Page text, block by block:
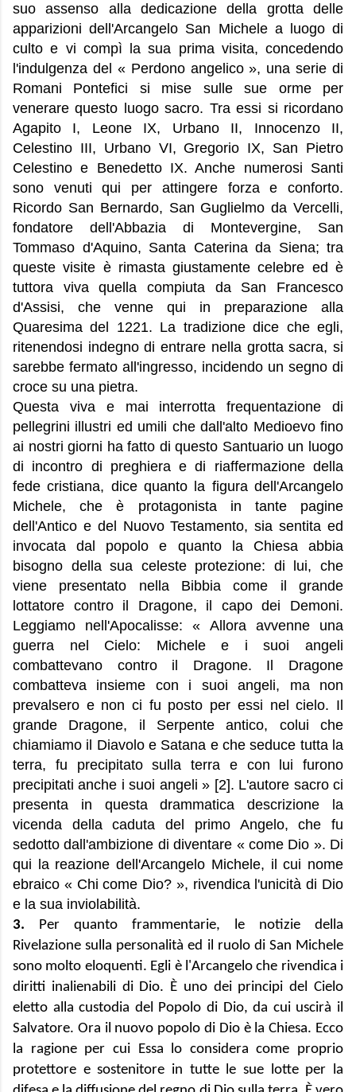
suo assenso alla dedicazione della grotta delle
apparizioni dell'Arcangelo San Michele a luogo di
culto e vi compì la sua prima visita, concedendo
l'indulgenza del « Perdono angelico », una serie di
Romani Pontefici si mise sulle sue orme per
venerare questo luogo sacro. Tra essi si ricordano
Agapito I, Leone IX, Urbano II, Innocenzo II,
Celestino III, Urbano VI, Gregorio IX, San Pietro
Celestino e Benedetto IX. Anche numerosi Santi
sono venuti qui per attingere forza e conforto.
Ricordo San Bernardo, San Guglielmo da Vercelli,
fondatore dell'Abbazia di Montevergine, San
Tommaso d'Aquino, Santa Caterina da Siena; tra
queste visite è rimasta giustamente celebre ed è
tuttora viva quella compiuta da San Francesco
d'Assisi, che venne qui in preparazione alla
Quaresima del 1221. La tradizione dice che egli,
ritenendosi indegno di entrare nella grotta sacra, si
sarebbe fermato all'ingresso, incidendo un segno di
croce su una pietra.
Questa viva e mai interrotta frequentazione di
pellegrini illustri ed umili che dall'alto Medioevo fino
ai nostri giorni ha fatto di questo Santuario un luogo
di incontro di preghiera e di riaffermazione della
fede cristiana, dice quanto la figura dell'Arcangelo
Michele, che è protagonista in tante pagine
dell'Antico e del Nuovo Testamento, sia sentita ed
invocata dal popolo e quanto la Chiesa abbia
bisogno della sua celeste protezione: di lui, che
viene presentato nella Bibbia come il grande
lottatore contro il Dragone, il capo dei Demoni.
Leggiamo nell'Apocalisse: « Allora avvenne una
guerra nel Cielo: Michele e i suoi angeli
combattevano contro il Dragone. Il Dragone
combatteva insieme con i suoi angeli, ma non
prevalsero e non ci fu posto per essi nel cielo. Il
grande Dragone, il Serpente antico, colui che
chiamiamo il Diavolo e Satana e che seduce tutta la
terra, fu precipitato sulla terra e con lui furono
precipitati anche i suoi angeli » [2]. L'autore sacro ci
presenta in questa drammatica descrizione la
vicenda della caduta del primo Angelo, che fu
sedotto dall'ambizione di diventare « come Dio ». Di
qui la reazione dell'Arcangelo Michele, il cui nome
ebraico « Chi come Dio? », rivendica l'unicità di Dio
e la sua inviolabilità.
3. Per quanto frammentarie, le notizie della
Rivelazione sulla personalità ed il ruolo di San Michele
sono molto eloquenti. Egli è l'Arcangelo che rivendica i
diritti inalienabili di Dio. È uno dei principi del Cielo
eletto alla custodia del Popolo di Dio, da cui uscirà il
Salvatore. Ora il nuovo popolo di Dio è la Chiesa. Ecco
la ragione per cui Essa lo considera come proprio
protettore e sostenitore in tutte le sue lotte per la